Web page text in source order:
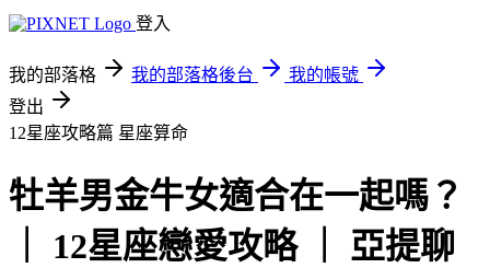
登入
我的部落格 我的部落格後台
我的帳號
登出
12星座攻略篇 星座算命
牡羊男金牛女適合在一起嗎？
｜ 12星座戀愛攻略 ｜ 亞提聊